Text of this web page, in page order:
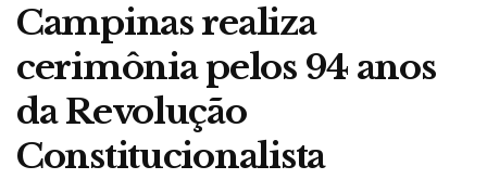
Campinas realiza
cerimônia pelos 94 anos
da Revolução
Constitucionalista